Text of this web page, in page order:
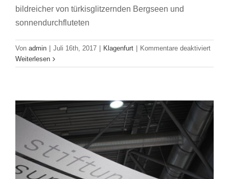
bildreicher von türkisglitzernden Bergseen und
sonnendurchfluteten
Von admin Juli 16th, 2017 Klagenfurt Kommentare deaktiviertfür
2017:
eine
Weiterlesen
From all over the World: Schönste Bücher
aus aller Welt – internationaler Wettbewerb